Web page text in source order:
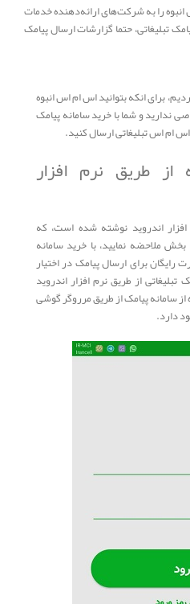
را به شرکت‌های ارائه‌دهنده خدمات
تبلیغاتی، حتما گزارشات ارسال پیامک
برای انکه بتوانید اس ام اس انبوه
ندارید و شما با خرید سامانه پیامک
ام اس تبلیغاتی ارسال کنید.
طریق نرم افزار
اندروید نوشته شده است، که
ملاحضه نمایید، با خرید سامانه
برای ارسال پیامک در اختیار
از طریق نرم افزار اندروید
سامانه پیامک از طریق مرروگر گوشی